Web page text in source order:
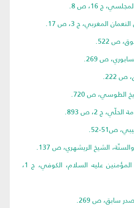
11.مناقب الإمام أمير المؤمنين عليه السلام، الكوفي، ج 1،